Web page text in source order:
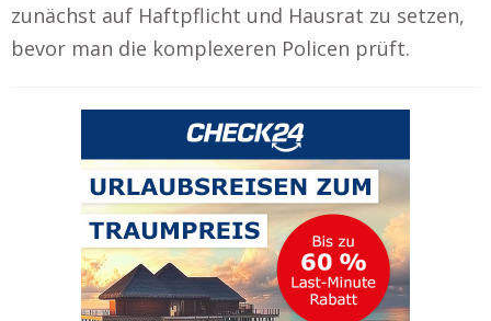
zunächst auf Haftpflicht und Hausrat zu setzen,
bevor man die komplexeren Policen prüft.